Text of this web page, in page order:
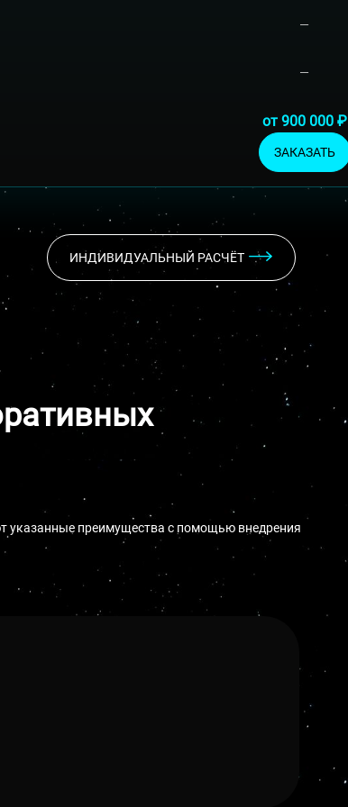
—
—
от 900 000 ₽
ЗАКАЗАТЬ
ИНДИВИДУАЛЬНЫЙ РАСЧЁТ
указанные преимущества с помощью внедрения